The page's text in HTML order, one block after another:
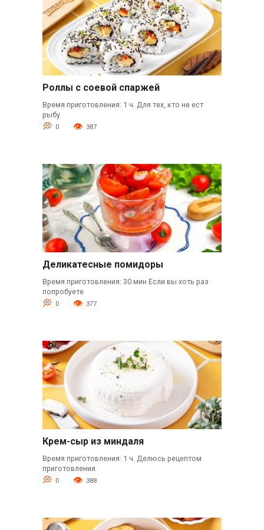
Роллы с соевой спаржей
Время приготовления: 1 ч. Для тех, кто не ест
рыбу
0 387
Деликатесные помидоры
Время приготовления: 30 мин Если вы хоть раз
попробуете
0 377
Крем-сыр из миндаля
Время приготовления: 1 ч. Делюсь рецептом
приготовления
0 388